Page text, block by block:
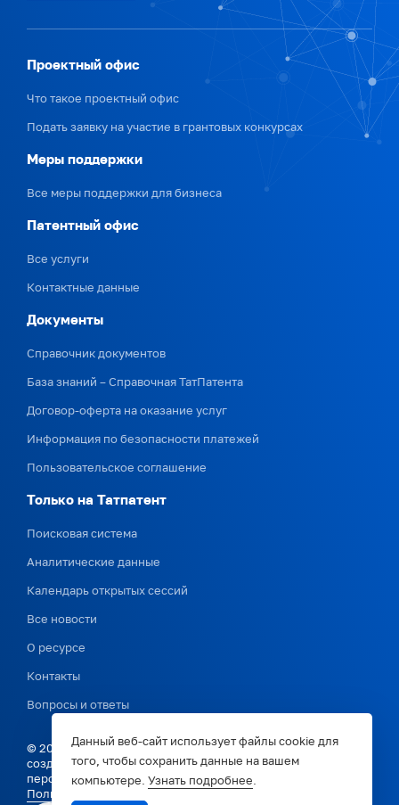
Проектный офис
Что такое проектный офис
Подать заявку на участие в грантовых конкурсах
Меры поддержки
Все меры поддержки для бизнеса
Патентный офис
Все услуги
Контактные данные
Документы
Справочник документов
База знаний – Справочная ТатПатента
Договор-оферта на оказание услуг
Информация по безопасности платежей
Пользовательское соглашение
Только на Татпатент
Поисковая система
Аналитические данные
Календарь открытых сессий
Все новости
О ресурсе
Контакты
Вопросы и ответы
© 2026. ТатПатент. Поддержка инноваторов и бизнеса в
создании и запуске инновационных решений и
перспективных проектов.
Политика конфиденциальности
Данный веб-сайт использует файлы cookie для
того, чтобы сохранить данные на вашем
компьютере. Узнать подробнее.